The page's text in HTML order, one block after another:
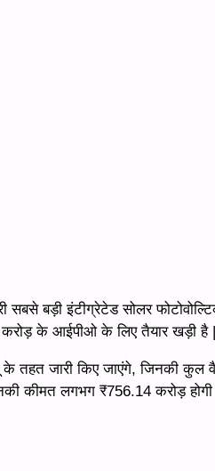
बड़ी इंटीग्रेटेड सोलर
के आईपीओ के लिए तैयार खड़ी है |
तहत जारी किए जाएंगे, जिनकी कुल
कीमत लगभग ₹756.14 करोड़